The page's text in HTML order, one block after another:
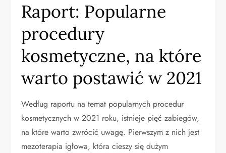
Raport: Popularne
procedury
kosmetyczne, na które
warto postawić w 2021
Według raportu na temat popularnych procedur
kosmetycznych w 2021 roku, istnieje pięć zabiegów,
na które warto zwrócić uwagę. Pierwszym z nich jest
mezoterapia igłowa, która cieszy się dużym